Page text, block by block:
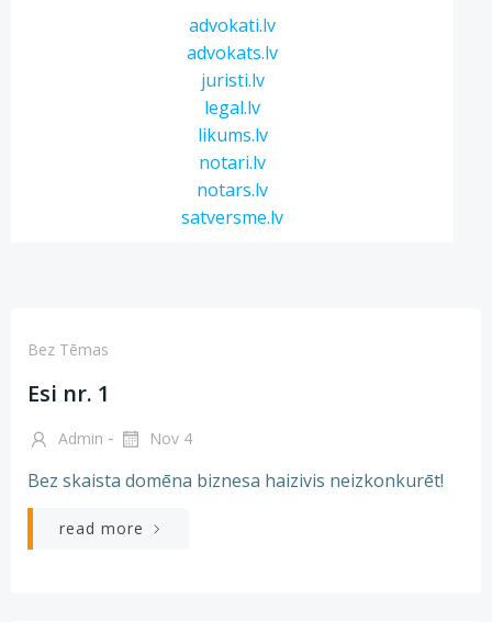
advokati.lv
advokats.lv
juristi.lv
legal.lv
likums.lv
notari.lv
notars.lv
satversme.lv
Bez Tēmas
Esi nr. 1
Admin - Nov 4
Bez skaista domēna biznesa haizivis neizkonkurēt!
read more